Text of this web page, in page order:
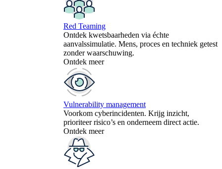
Red Teaming
Ontdek kwetsbaarheden via échte
aanvalssimulatie. Mens, proces en techniek getest
zonder waarschuwing.
Ontdek meer
Vulnerability management
Voorkom cyberincidenten. Krijg inzicht,
prioriteer risico’s en onderneem direct actie.
Ontdek meer